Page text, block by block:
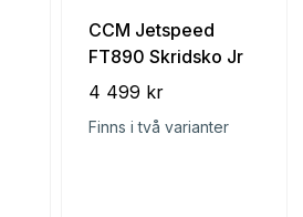
CCM Jetspeed
FT890 Skridsko Jr
4 499 kr
Finns i två varianter